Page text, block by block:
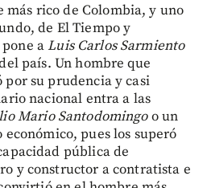
rico de Colombia, y uno
de El Tiempo y
pone aLuis Carlos Sarmiento
país. Un hombre que
por su prudencia y casi
nacional entra a las
Mario Santodomingoo un
económico, pues los superó
pública de
y constructor a contratista e